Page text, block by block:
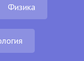
Физика